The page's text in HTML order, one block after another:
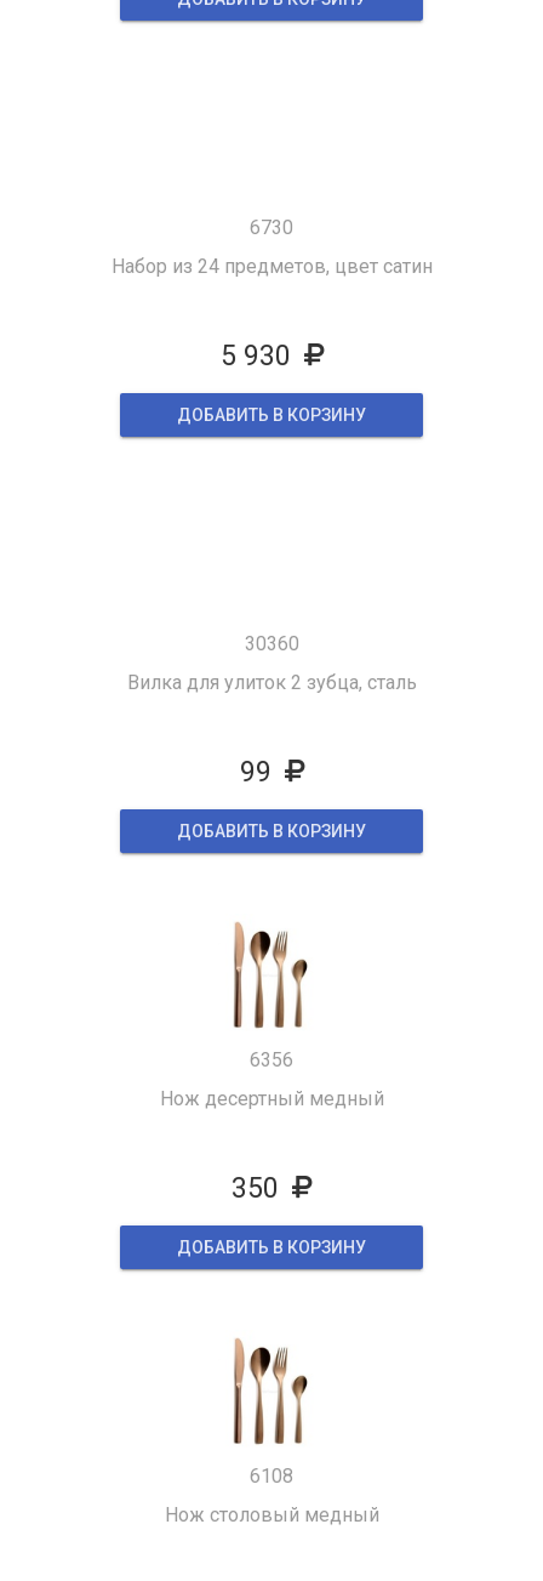
6730
Набор из 24 предметов, цвет сатин
5 930
ДОБАВИТЬ В КОРЗИНУ
30360
Вилка для улиток 2 зубца, сталь
99
ДОБАВИТЬ В КОРЗИНУ
6356
Нож десертный медный
350
ДОБАВИТЬ В КОРЗИНУ
6108
Нож столовый медный